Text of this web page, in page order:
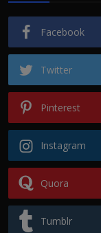
Facebook
Twitter
Pinterest
Instagram
Quora
Tumblr